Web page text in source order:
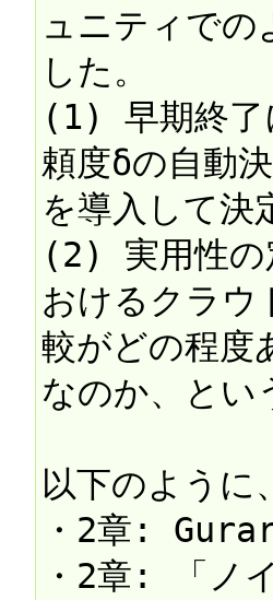
ュニティでの
した。
(1) 早期終了
頼度δの自動
を導入して決
(2) 実用性の
おけるクラウ
較がどの程度
なのか、とい
以下のように
・2章:
・2章: 「ノ